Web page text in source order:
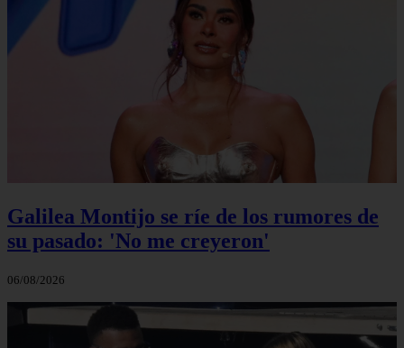
Galilea Montijo se ríe de los rumores de
su pasado: 'No me creyeron'
06/08/2026